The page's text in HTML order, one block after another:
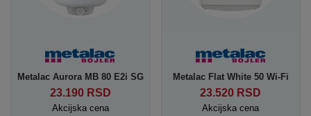
Metalac Aurora MB 80 E2i SG
23.190 RSD
Akcijska cena
Metalac Flat White 50 Wi-Fi
23.520 RSD
Akcijska cena